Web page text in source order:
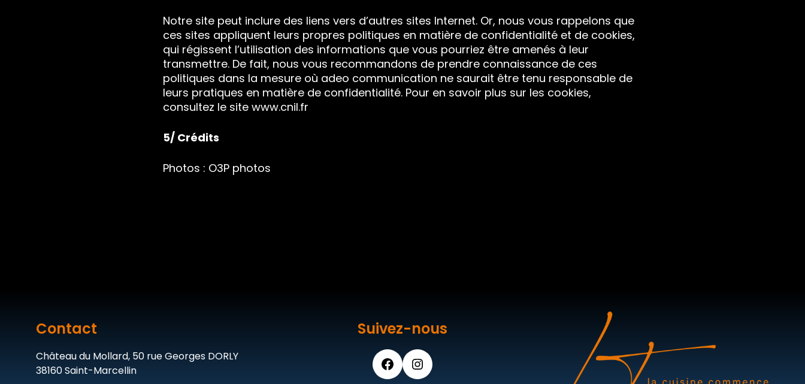
Notre site peut inclure des liens vers d’autres sites Internet. Or, nous vous rappelons que
ces sites appliquent leurs propres politiques en matière de confidentialité et de cookies,
qui régissent l’utilisation des informations que vous pourriez être amenés à leur
transmettre. De fait, nous vous recommandons de prendre connaissance de ces
politiques dans la mesure où adeo communication ne saurait être tenu responsable de
leurs pratiques en matière de confidentialité. Pour en savoir plus sur les cookies,
consultez le site www.cnil.fr
5/ Crédits
Photos : O3P photos
Contact
Château du Mollard, 50 rue Georges DORLY
38160 Saint-Marcellin
Suivez-nous